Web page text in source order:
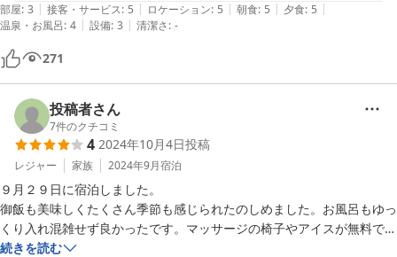
野宮神社から小雨に濡れる、竹林の道から嵐山公園を抜け川沿いを通り
宿に戻り、趣向を凝らした朝食最高でした。
部屋: 3 | 接客・サービス: 5 | ロケーション: 5 | 朝食: 5 | 夕食: 5 |
温泉・お風呂: 4 | 設備: 3 | 清潔さ: -
271
投稿者さん
7件のクチコミ
4 2024年10月4日投稿
レジャー 家族 2024年9月宿泊
９月２９日に宿泊しました。
御飯も美味しくたくさん季節も感じられたのしめました。お風呂もゆっ
くり入れ混雑せず良かったです。マッサージの椅子やアイスが無料で嬉
しかったです。お部屋から嵐山の花火が見られ高齢の母もとても喜んで
続きを読む